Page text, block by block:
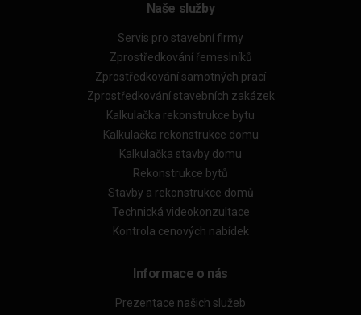
Naše služby
Servis pro stavební firmy
Zprostředkování řemeslníků
Zprostředkování samotných prací
Zprostředkování stavebních zakázek
Kalkulačka rekonstrukce bytu
Kalkulačka rekonstrukce domu
Kalkulačka stavby domu
Rekonstrukce bytů
Stavby a rekonstrukce domů
Technická videokonzultace
Kontrola cenových nabídek
Informace o nás
Prezentace našich služeb